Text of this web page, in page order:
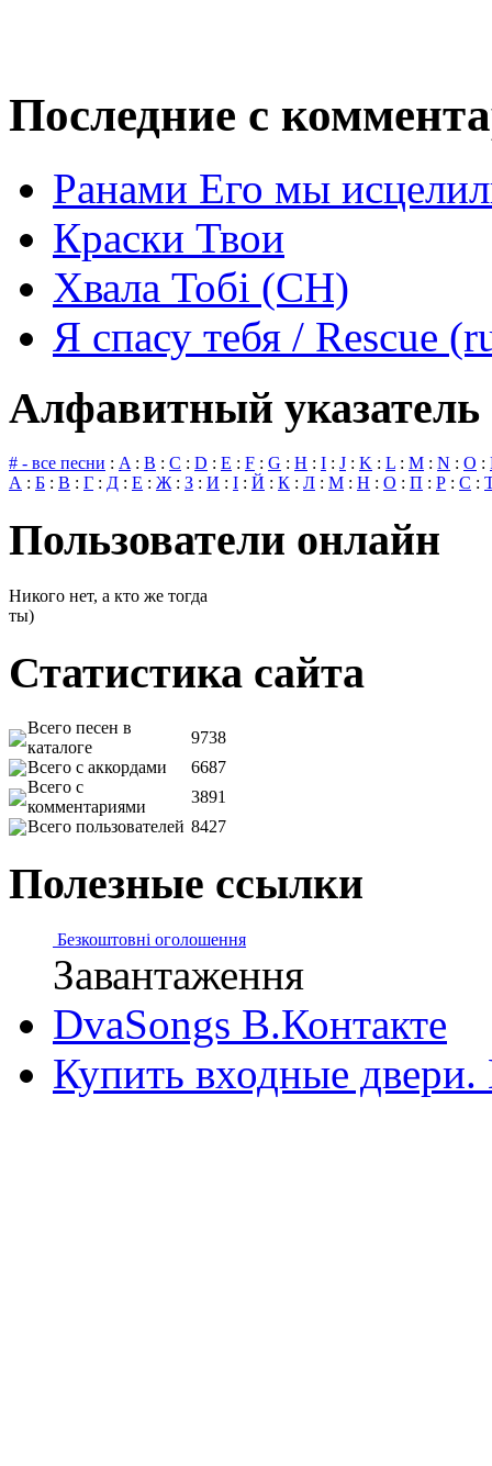
Последние с
Ранами Его мы
Краски Твои
Хвала Тобі (СН)
Я спасу тебя / Rescue
Алфавитный указатель
# - все песни : A : B : C : D : E : F : G : H : I : J : K : L : M : N : O :
А : Б : В : Г : Д : Е : Ж : З : И : І : Й : К : Л : М : Н : О : П : Р : С :
Пользователи онлайн
Никого нет, а кто же тогда
ты)
Статистика сайта
Всего песен в
каталоге
9738
Всего с аккордами
6687
Всего с
комментариями
3891
Всего пользователей 8427
Полезные ссылки
Безкоштовні оголошення
Завантаження
DvaSongs В.Контакте
Купить входные двери.